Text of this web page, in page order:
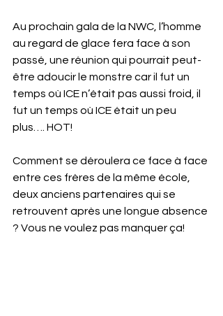
Au prochain gala de la NWC, l’homme
au regard de glace fera face à son
passé, une réunion qui pourrait peut-
être adoucir le monstre car il fut un
temps où ICE n’était pas aussi froid, il
fut un temps où ICE était un peu
plus…. HOT!
Comment se déroulera ce face à face
entre ces frères de la même école,
deux anciens partenaires qui se
retrouvent après une longue absence
? Vous ne voulez pas manquer ça!